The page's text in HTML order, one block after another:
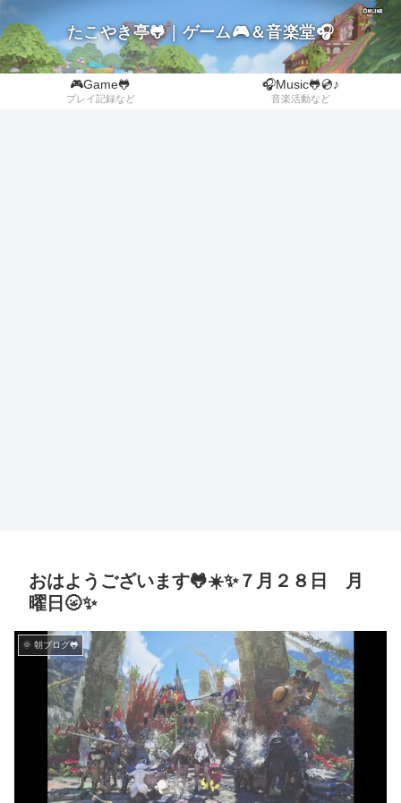
たこやき亭🐸｜ゲーム🎮＆音楽堂🎧
🎮Game🐸
プレイ記録など
🎧Music🐸💿♪
音楽活動など
おはようございます🐸☀️✨７月２８日 月
曜日🌝✨
🌞 朝ブログ🐸